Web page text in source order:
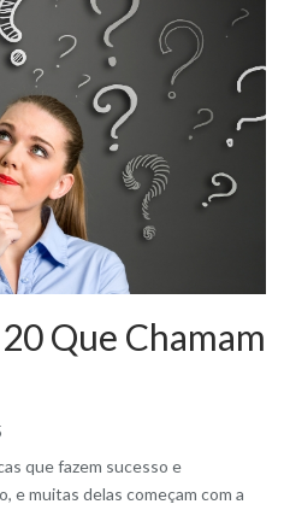
Que Chamam
que fazem sucesso e
e muitas delas começam com a